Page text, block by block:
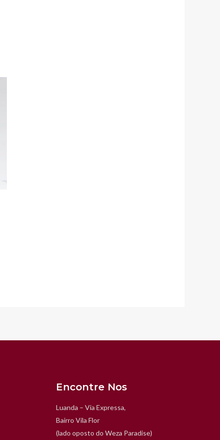
Encontre Nos
Luanda – Via Expressa,
Bairro Vila Flor
(lado oposto do Weza Paradise)